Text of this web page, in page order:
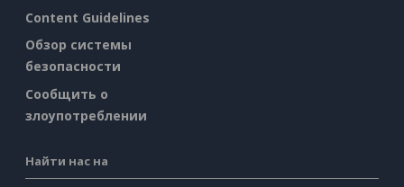
Content Guidelines
Обзор системы
безопасности
Сообщить о
злоупотреблении
Найти нас на